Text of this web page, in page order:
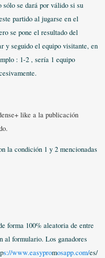
se dará por válido si su
partido al jugarse en el
se pone el resultado del
y seguido el equipo visitante, en
: 1-2 , sería 1 equipo
like a la publicación
.
la condición 1 y 2 mencionadas
forma 100% aleatoria de entre
al formulario. Los ganadores
s://www.easypromosapp.com/es/